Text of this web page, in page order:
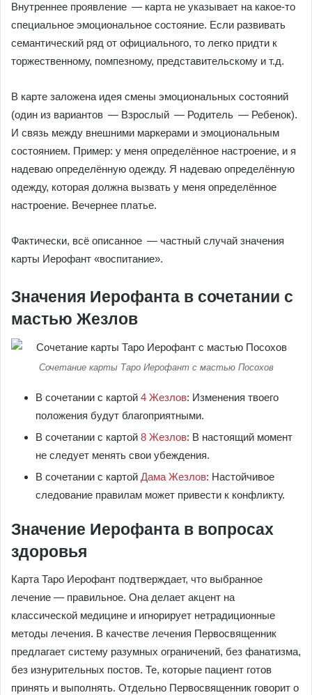
Внутреннее проявление — карта не указывает на какое-то
специальное эмоциональное состояние. Если развивать
семантический ряд от официального, то легко придти к
торжественному, помпезному, представительскому и т.д.
В карте заложена идея смены эмоциональных состояний
(один из вариантов — Взрослый — Родитель — Ребенок).
И связь между внешними маркерами и эмоциональным
состоянием. Пример: у меня определённое настроение, и я
надеваю определённую одежду. Я надеваю определённую
одежду, которая должна вызвать у меня определённое
настроение. Вечернее платье.
Фактически, всё описанное — частный случай значения
карты Иерофант «воспитание».
Значения Иерофанта в сочетании с
мастью Жезлов
Сочетание карты Таро Иерофант с мастью Посохов
В сочетании с картой 4 Жезлов: Изменения твоего
положения будут благоприятными.
В сочетании с картой 8 Жезлов: В настоящий момент
не следует менять свои убеждения.
В сочетании с картой Дама Жезлов: Настойчивое
следование правилам может привести к конфликту.
Значение Иерофанта в вопросах
здоровья
Карта Таро Иерофант подтверждает, что выбранное
лечение — правильное. Она делает акцент на
классической медицине и игнорирует нетрадиционные
методы лечения. В качестве лечения Первосвященник
предлагает систему разумных ограничений, без фанатизма,
без изнурительных постов. Те, которые пациент готов
принять и выполнять. Отдельно Первосвященник говорит о